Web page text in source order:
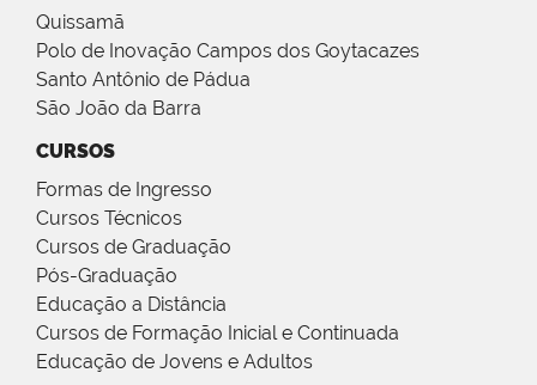
Quissamã
Polo de Inovação Campos dos Goytacazes
Santo Antônio de Pádua
São João da Barra
CURSOS
Formas de Ingresso
Cursos Técnicos
Cursos de Graduação
Pós-Graduação
Educação a Distância
Cursos de Formação Inicial e Continuada
Educação de Jovens e Adultos